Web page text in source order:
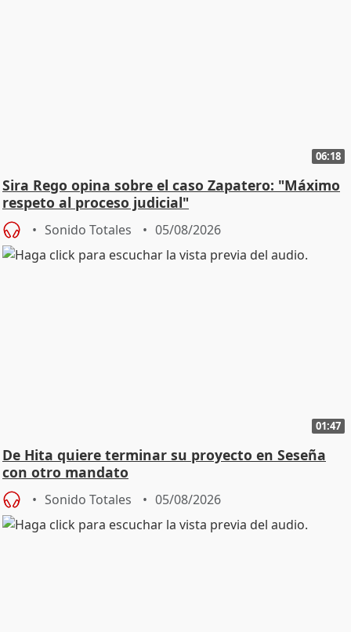
06:18
Sira Rego opina sobre el caso Zapatero: "Máximo
respeto al proceso judicial"
Sonido Totales 05/08/2026
01:47
De Hita quiere terminar su proyecto en Seseña
con otro mandato
Sonido Totales 05/08/2026